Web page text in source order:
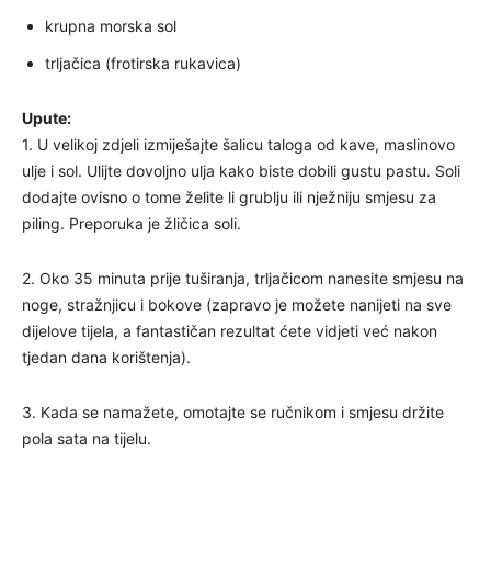
krupna morska sol
trljačica (frotirska rukavica)
Upute:
1. U velikoj zdjeli izmiješajte šalicu taloga od kave, maslinovo
ulje i sol. Ulijte dovoljno ulja kako biste dobili gustu pastu. Soli
dodajte ovisno o tome želite li grublju ili nježniju smjesu za
piling. Preporuka je žličica soli.
2. Oko 35 minuta prije tuširanja, trljačicom nanesite smjesu na
noge, stražnjicu i bokove (zapravo je možete nanijeti na sve
dijelove tijela, a fantastičan rezultat ćete vidjeti već nakon
tjedan dana korištenja).
3. Kada se namažete, omotajte se ručnikom i smjesu držite
pola sata na tijelu.